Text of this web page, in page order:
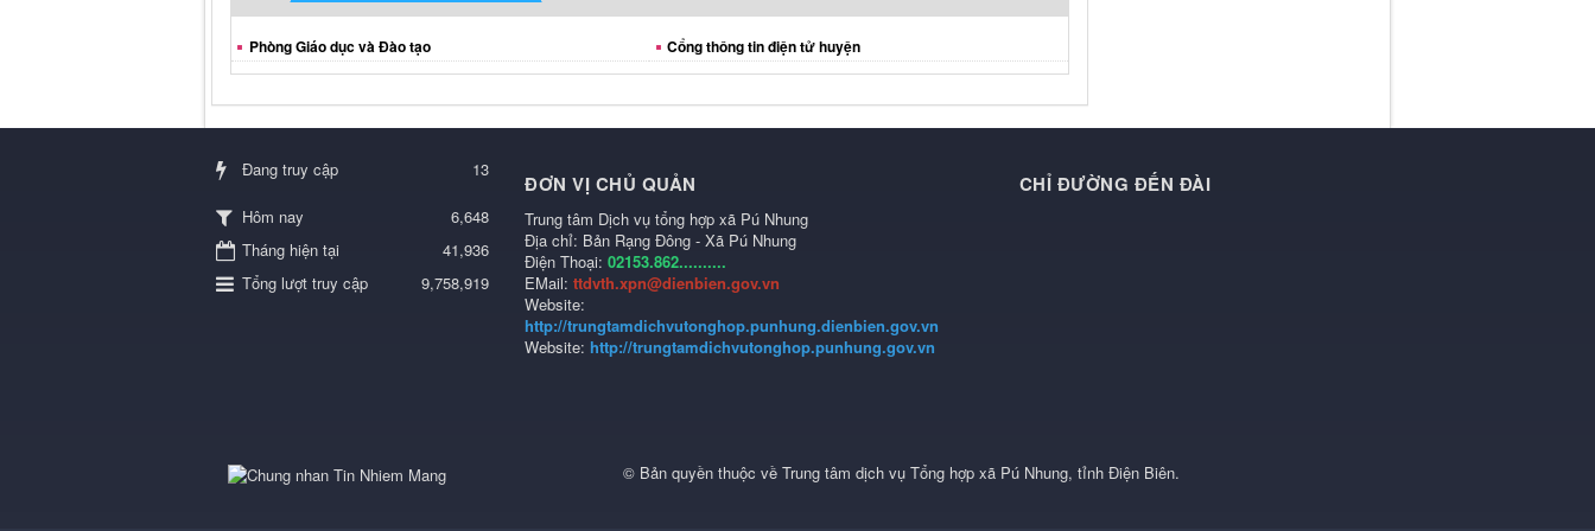
Phòng Giáo dục và Đào tạo Cổng thông tin điện tử huyện
Đang truy cập 13
Hôm nay
6,648
Tháng hiện tại
41,936
Tổng lượt truy cập
9,758,919
ĐƠN VỊ CHỦ QUẢN
Trung tâm Dịch vụ tổng hợp xã Pú Nhung
Địa chỉ: Bản Rạng Đông - Xã Pú Nhung
Điện Thoại: 02153.862..........
EMail: ttdvth.xpn@dienbien.gov.vn
Website:
http://trungtamdichvutonghop.punhung.dienbien.gov.vn
Website: http://trungtamdichvutonghop.punhung.gov.vn
CHỈ ĐƯỜNG ĐẾN ĐÀI
© Bản quyền thuộc vềTrung tâm dịch vụ Tổng hợp xã Pú Nhung, tỉnh Điện Biên.